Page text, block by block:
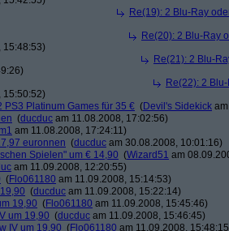
Re(19): 2 Blu-Ray
Re(20): 2 Blu-Ray
15:48:53)
Re(21): 2 Blu-
Re(22): 2
15:50:52)
PS3 Platinum Games für 35 € (Devil's Sidekick
(ducduc am 11.08.2008, 17:02:56)
am 11.08.2008, 17:24:11)
euronnen (ducduc am 30.08.2008, 10:01:16)
Spielen" um € 14,90 (Wizard51 am
am 11.09.2008, 12:20:55)
(Flo061180 am 11.09.2008, 15:14:53)
(ducduc am 11.09.2008, 15:22:14)
19,90 (Flo061180 am 11.09.2008, 15:45:46)
um 19,90 (ducduc am 11.09.2008, 15:46:45)
IV um 19,90 (Flo061180 am 11.09.2008,